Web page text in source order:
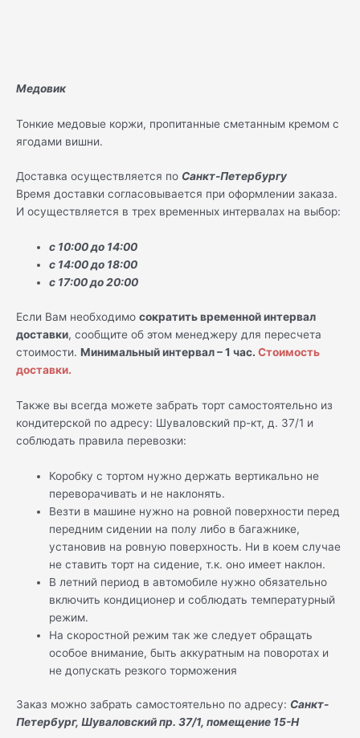
Медовик
Тонкие медовые коржи, пропитанные сметанным кремом с
ягодами вишни.
Доставка осуществляется по Санкт-Петербургу
Время доставки согласовывается при оформлении заказа.
И осуществляется в трех временных интервалах на выбор:
с 10:00 до 14:00
с 14:00 до 18:00
с 17:00 до 20:00
Если Вам необходимо сократить временной интервал
доставки, сообщите об этом менеджеру для пересчета
стоимости. Минимальный интервал – 1 час. Стоимость
доставки.
Также вы всегда можете забрать торт самостоятельно из
кондитерской по адресу: Шуваловский пр-кт, д. 37/1 и
соблюдать правила перевозки:
Коробку с тортом нужно держать вертикально не
переворачивать и не наклонять.
Везти в машине нужно на ровной поверхности перед
передним сидении на полу либо в багажнике,
установив на ровную поверхность. Ни в коем случае
не ставить торт на сидение, т.к. оно имеет наклон.
В летний период в автомобиле нужно обязательно
включить кондиционер и соблюдать температурный
режим.
На скоростной режим так же следует обращать
особое внимание, быть аккуратным на поворотах и
не допускать резкого торможения
Заказ можно забрать самостоятельно по адресу: Санкт-
Петербург, Шуваловский пр. 37/1, помещение 15-Н